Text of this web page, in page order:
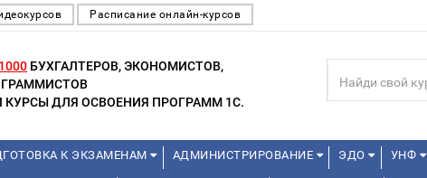
Расписание онлайн-курсов
БУХГАЛТЕРОВ, ЭКОНОМИСТОВ,
ДЛЯ ОСВОЕНИЯ ПРОГРАММ 1С.
К ЭКЗАМЕНАМ АДМИНИСТРИРОВАНИЕ ЭДО УНФ